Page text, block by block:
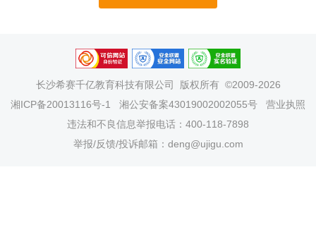
长沙希赛千亿教育科技有限公司
版权所有 ©2009-2026
湘ICP备20013116号-1
湘公安备案43019002002055号
营业执照
违法和不良信息举报电话：400-118-7898
举报/反馈/投诉邮箱：deng@ujigu.com